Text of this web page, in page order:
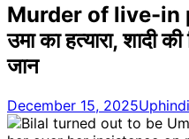
Murder of live-in
उमा का हत्यारा, शादी
जान
December 15, 2025